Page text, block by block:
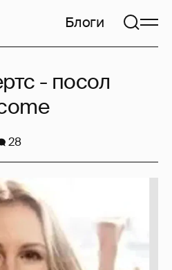
Блоги
- посол
28